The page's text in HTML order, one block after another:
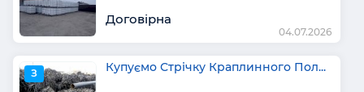
Договірна
04.07.2026
З Купуємо Стрічку Краплинного Пол...